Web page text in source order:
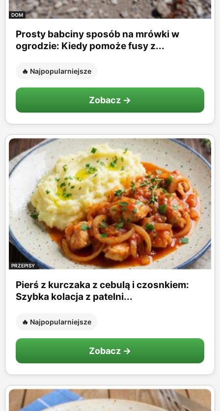
DOM
Prosty babciny sposób na mrówki w
ogrodzie: Kiedy pomoże fusy z...
🔥 Najpopularniejsze
Zobacz →
PRZEPISY
Pierś z kurczaka z cebulą i czosnkiem:
Szybka kolacja z patelni...
🔥 Najpopularniejsze
Zobacz →